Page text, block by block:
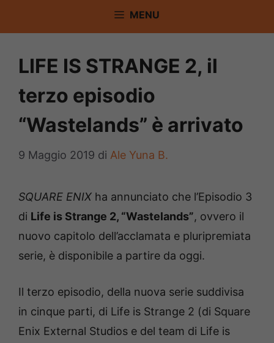
MENU
LIFE IS STRANGE 2, il
terzo episodio
“Wastelands” è arrivato
9 Maggio 2019 di Ale Yuna B.
SQUARE ENIX ha annunciato che l’Episodio 3
di Life is Strange 2, “Wastelands”, ovvero il
nuovo capitolo dell’acclamata e pluripremiata
serie, è disponibile a partire da oggi.
Il terzo episodio, della nuova serie suddivisa
in cinque parti, di Life is Strange 2 (di Square
Enix External Studios e del team di Life is